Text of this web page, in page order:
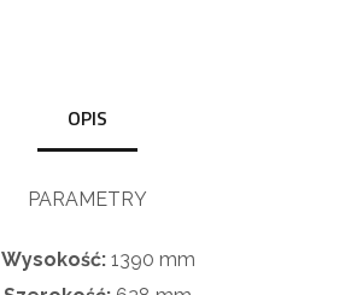
OPIS
PARAMETRY
Wysokość:1390 mm